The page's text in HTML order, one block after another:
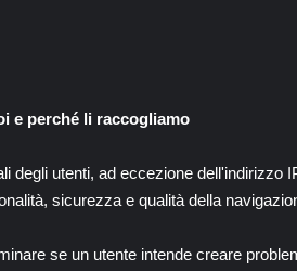
e perché li raccogliamo
degli utenti, ad eccezione
sicurezza e qualità della
se un utente intende creare